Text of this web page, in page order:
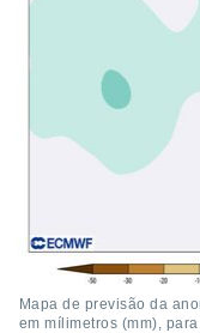
Mapa de previsão da
em mílimetros (mm),